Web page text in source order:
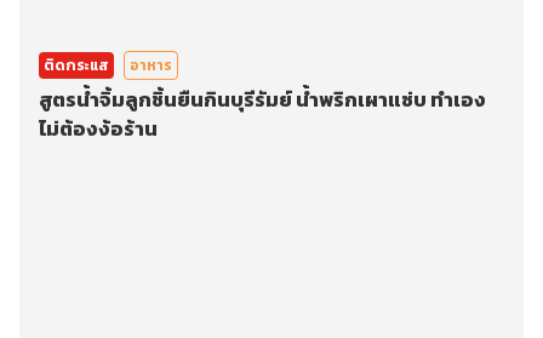
ติดกระแส อาหาร
สูตรน้ำจิ้มลูกชิ้นยืนกินบุรีรัมย์ น้ำพริกเผาแซ่บ ทำเอง
ไม่ต้องง้อร้าน